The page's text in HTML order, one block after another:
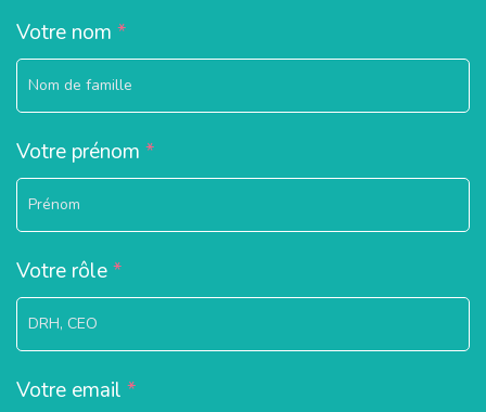
Votre nom *
Votre prénom *
Votre rôle*
Votre email *